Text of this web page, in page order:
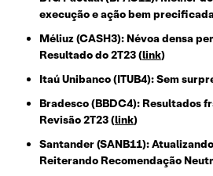
execução e ação bem
Méliuz (CASH3): Névoa densa
Resultado do 2T23 (link)
Itaú Unibanco (ITUB4): Sem
Bradesco (BBDC4): Resultados
Revisão 2T23 (link)
Santander (SANB11):
Reiterando Recomendação